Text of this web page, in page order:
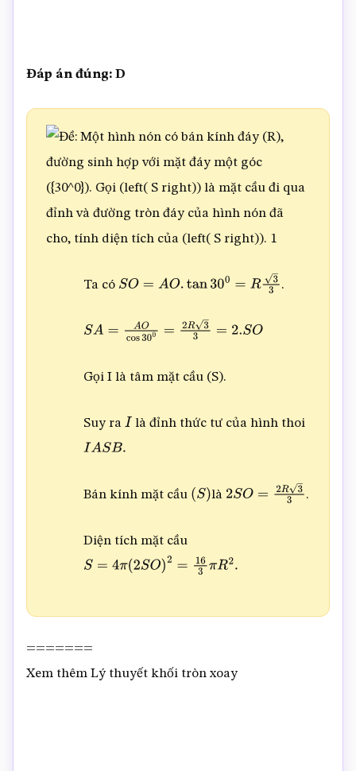
Đáp án đúng: D
Ta có SO=A O.tan 300=R3 .
SA=A Ocos30 0= 33 2.S O
Gọi I là tâm mặt cầu (S).
Suy raI là đỉnh thức tư của hình thoi
IASB.
Bán kính mặt cầu (S) là 2SO=2R .
Diện tích mặt cầu
S= π(2 SO)2=16 R2
=======
Xem thêm Lý thuyết khối tròn xoay